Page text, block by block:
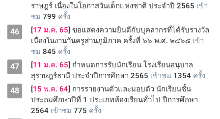
ราษฎร์ เนื่องในโอกาสวันเด็กแห่งชาติ ประจำปี 2565 เข้า
ชม 799 ครั้ง
46 [17 ม.ค. 65] ขอแสดงความยินดีกับบุคลากรที่ได้รับรางวัล
เนื่องในงานวันครูส่วนภูมิภาค ครั้งที่ ๖๖ พ.ศ. ๒๕๖๕ เข้า
ชม 845 ครั้ง
47 [11 ม.ค. 65] กำหนดการรับนักเรียน โรงเรียนอนุบาล
สุราษฎร์ธานี ประจำปีการศึกษา 2565 เข้าชม 1354 ครั้ง
48 [15 พ.ค. 64] การรายงานตัวและมอบตัว นักเรียนชั้น
ประถมศึกษาปีที่ 1 ประเภทห้องเรียนทั่วไป ปีการศึกษา
2564 เข้าชม 775 ครั้ง